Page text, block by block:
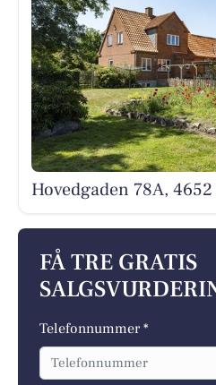
Hovedgaden 78A,
FÅ TRE GRATIS
Telefonnummer *